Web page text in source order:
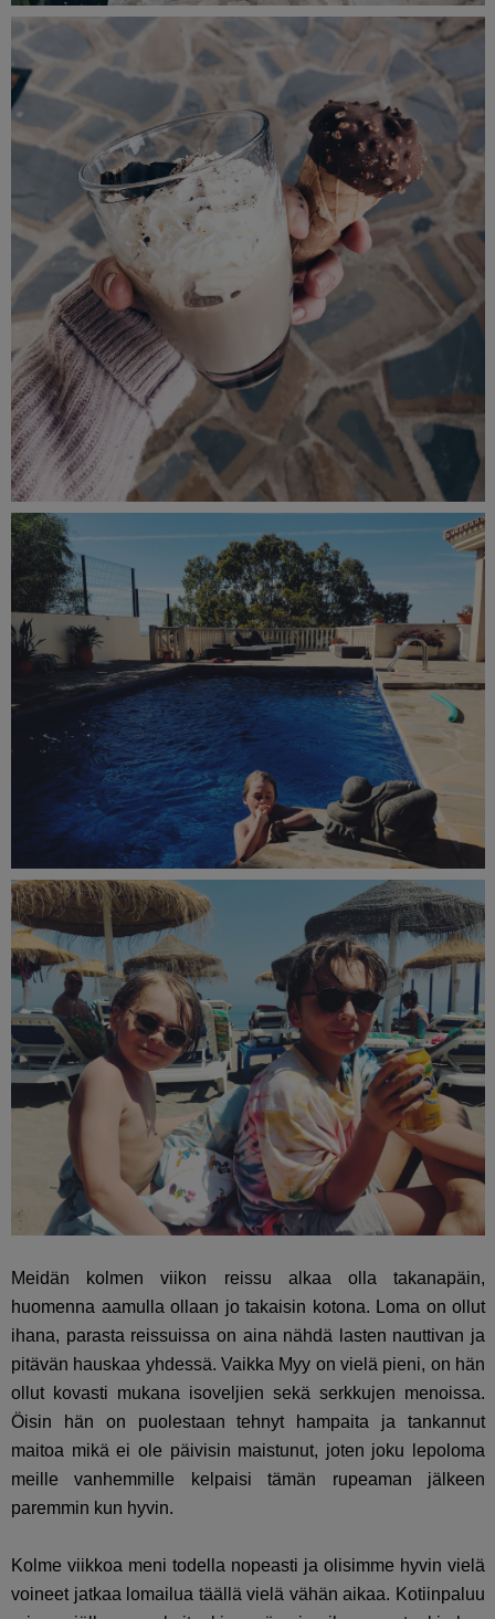
Meidän kolmen viikon reissu alkaa olla takanapäin,
huomenna aamulla ollaan jo takaisin kotona. Loma on ollut
ihana, parasta reissuissa on aina nähdä lasten nauttivan ja
pitävän hauskaa yhdessä. Vaikka Myy on vielä pieni, on hän
ollut kovasti mukana isoveljien sekä serkkujen menoissa.
Öisin hän on puolestaan tehnyt hampaita ja tankannut
maitoa mikä ei ole päivisin maistunut, joten joku lepoloma
meille vanhemmille kelpaisi tämän rupeaman jälkeen
paremmin kun hyvin.
Kolme viikkoa meni todella nopeasti ja olisimme hyvin vielä
voineet jatkaa lomailua täällä vielä vähän aikaa. Kotiinpaluu